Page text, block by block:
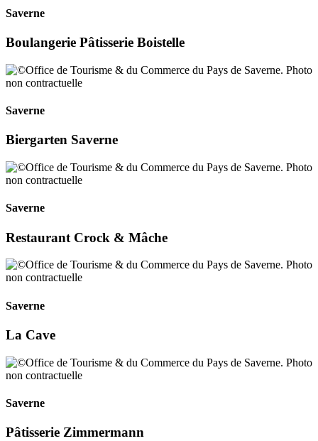
Saverne
Boulangerie Pâtisserie Boistelle
Saverne
Biergarten Saverne
Saverne
Restaurant Crock & Mâche
Saverne
La Cave
Saverne
Pâtisserie Zimmermann